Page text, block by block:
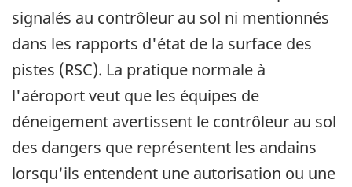
signalés au contrôleur au sol ni mentionnés
dans les rapports d'état de la surface des
pistes (RSC). La pratique normale à
l'aéroport veut que les équipes de
déneigement avertissent le contrôleur au sol
des dangers que représentent les andains
lorsqu'ils entendent une autorisation ou une